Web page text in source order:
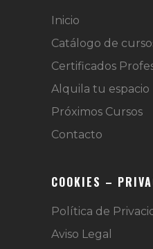
Inicio
Catálogo de
Certificados
Alquila tu espacio
Próximos Cursos
Contacto
COOKIES –
Política de
Aviso Legal